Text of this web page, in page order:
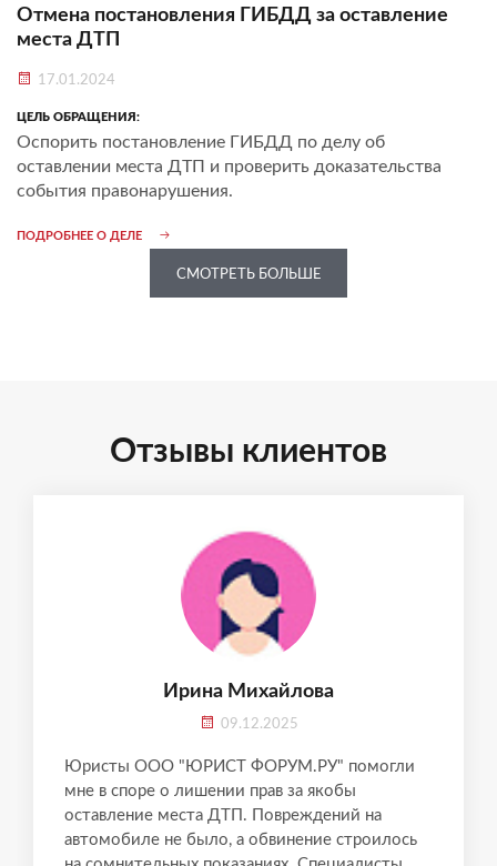
Отмена постановления ГИБДД за оставление
места ДТП
17.01.2024
ЦЕЛЬ ОБРАЩЕНИЯ:
Оспорить постановление ГИБДД по делу об
оставлении места ДТП и проверить доказательства
события правонарушения.
ПОДРОБНЕЕ О ДЕЛЕ
СМОТРЕТЬ БОЛЬШЕ
Отзывы клиентов
Юристы ООО "ЮРИСТ ФОРУМ.РУ" помогли
мне в споре о лишении прав за якобы
оставление места ДТП. Повреждений на
автомобиле не было, а обвинение строилось
Ирина Михайлова
09.12.2025